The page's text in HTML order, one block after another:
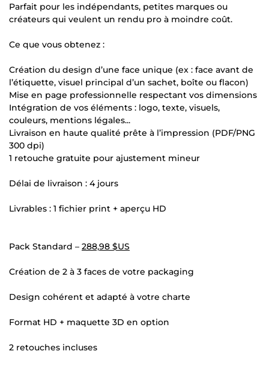
Parfait pour les indépendants, petites marques ou
créateurs qui veulent un rendu pro à moindre coût.
Ce que vous obtenez :
Création du design d’une face unique (ex : face avant de
l’étiquette, visuel principal d’un sachet, boîte ou flacon)
Mise en page professionnelle respectant vos dimensions
Intégration de vos éléments : logo, texte, visuels,
couleurs, mentions légales...
Livraison en haute qualité prête à l’impression (PDF/PNG
300 dpi)
1 retouche gratuite pour ajustement mineur
Délai de livraison : 4 jours
Livrables : 1 fichier print + aperçu HD
Pack Standard – 288,98 $US
Création de 2 à 3 faces de votre packaging
Design cohérent et adapté à votre charte
Format HD + maquette 3D en option
2 retouches incluses